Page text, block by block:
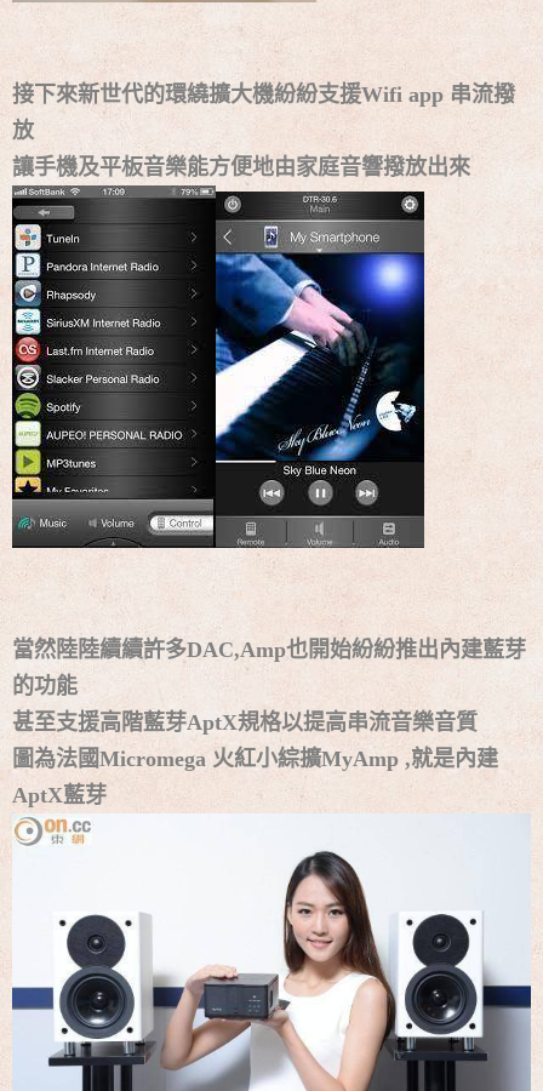
接下來新世代的環繞擴大機紛紛支援Wifi app 串流撥
放
讓手機及平板音樂能方便地由家庭音響撥放出來
當然陸陸續續許多DAC,Amp也開始紛紛推出內建藍芽
的功能
甚至支援高階藍芽AptX規格以提高串流音樂音質
圖為法國Micromega 火紅小綜擴MyAmp ,就是內建
AptX藍芽